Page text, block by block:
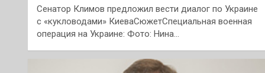
Сенатор Климов предложил вести диалог по Украине
с «кукловодами» КиеваСюжетСпециальная военная
операция на Украине: Фото: Нина…